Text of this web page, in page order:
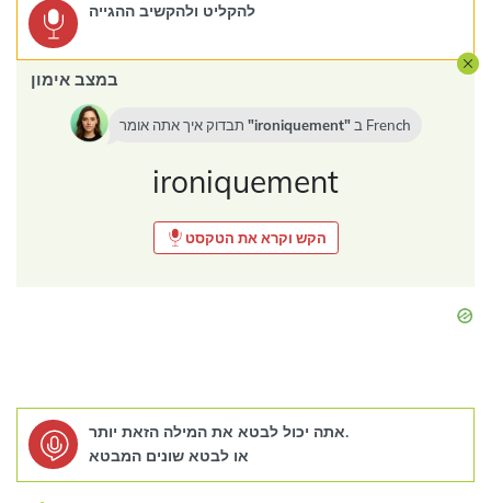
להקליט ולהקשיב ההגייה
במצב אימון
ironiquement ב French
ironiquement
הקש וקרא את הטקסט
אתה יכול לבטא את המילה הזאת יותר.
או לבטא שונים המבטא